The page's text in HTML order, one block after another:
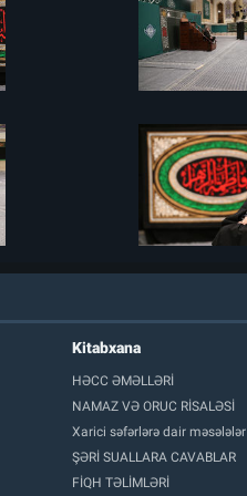
Kitabxana
HƏCC ƏMƏLLƏRİ
NAMAZ VƏ ORUC RİSALƏSİ
Xarici səfərlərə dair məsələlər
ŞƏRİ SUALLARA CAVABLAR
FİQH TƏLİMLƏRİ